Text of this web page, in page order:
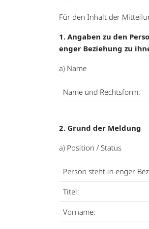
Für den Inhalt der
1. Angaben zu den
enger Beziehung zu
a) Name
Name und Rechtsform:
2. Grund der Meldung
a) Position / Status
Person steht in enger
Titel:
Vorname: